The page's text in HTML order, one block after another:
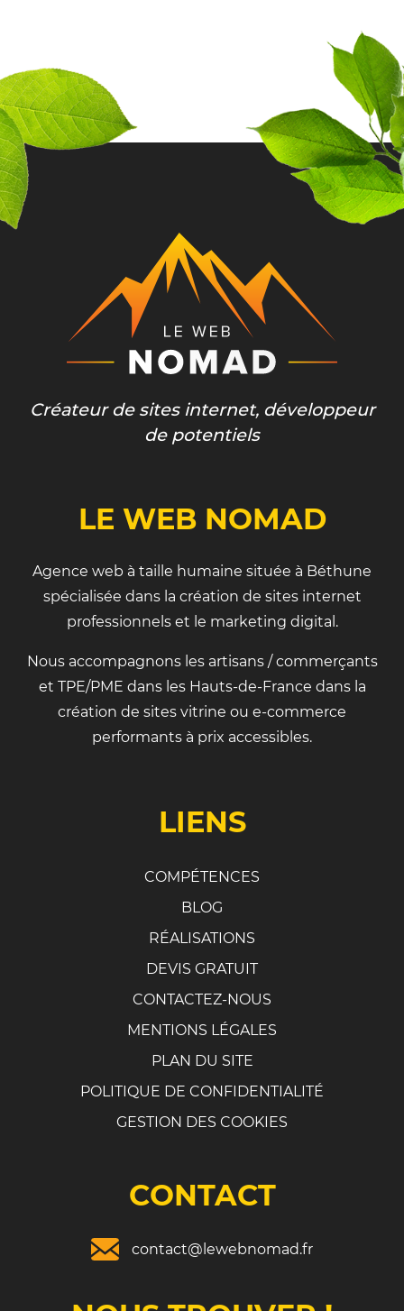
Créateur de sites internet, développeur
de potentiels
LE WEB NOMAD
Agence web à taille humaine située à Béthune
spécialisée dans la création de sites internet
professionnels et le marketing digital.
Nous accompagnons les artisans / commerçants
et TPE/PME dans les Hauts-de-France dans la
création de sites vitrine ou e-commerce
performants à prix accessibles.
LIENS
COMPÉTENCES
BLOG
RÉALISATIONS
DEVIS GRATUIT
CONTACTEZ-NOUS
MENTIONS LÉGALES
PLAN DU SITE
POLITIQUE DE CONFIDENTIALITÉ
GESTION DES COOKIES
CONTACT
contact@lewebnomad.fr